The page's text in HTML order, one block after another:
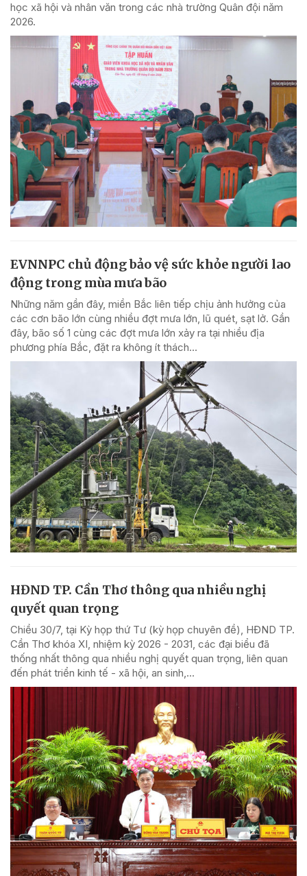
học xã hội và nhân văn trong các nhà trường Quân đội năm
2026.
EVNNPC chủ động bảo vệ sức khỏe người lao
động trong mùa mưa bão
Những năm gần đây, miền Bắc liên tiếp chịu ảnh hưởng của
các cơn bão lớn cùng nhiều đợt mưa lớn, lũ quét, sạt lở. Gần
đây, bão số 1 cùng các đợt mưa lớn xảy ra tại nhiều địa
phương phía Bắc, đặt ra không ít thách...
HĐND TP. Cần Thơ thông qua nhiều nghị
quyết quan trọng
Chiều 30/7, tại Kỳ họp thứ Tư (kỳ họp chuyên đề), HĐND TP.
Cần Thơ khóa XI, nhiệm kỳ 2026 - 2031, các đại biểu đã
thống nhất thông qua nhiều nghị quyết quan trọng, liên quan
đến phát triển kinh tế - xã hội, an sinh,...